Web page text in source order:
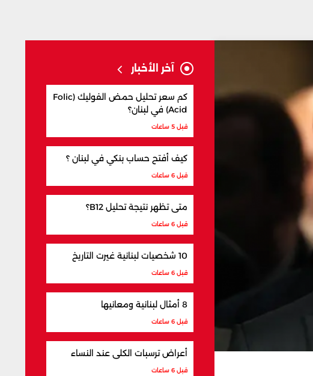
آخر الأخبار
كم سعر تحليل حمض الفوليك (Folic
Acid) في لبنان؟
قبل 5 ساعات
كيف أفتح حساب بنكي في لبنان ؟
قبل 6 ساعات
متى تظهر نتيجة تحليل B12؟
قبل 6 ساعات
10 شخصيات لبنانية غيرت التاريخ
قبل 6 ساعات
8 أمثال لبنانية ومعانيها
قبل 6 ساعات
أعراض ترسبات الكلى عند النساء
قبل 6 ساعات